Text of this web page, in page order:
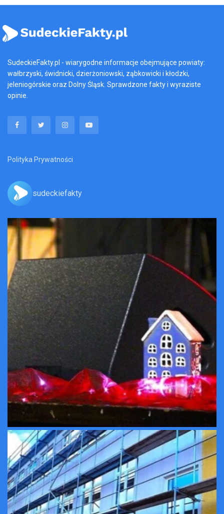
SudeckieFakty.pl - wiarygodne informacje obejmujące powiaty:
wałbrzyski, świdnicki, dzierżoniowski, ząbkowicki i kłodzki,
jeleniogórskie oraz Dolny Śląsk. Sprawdzone fakty i wyraziste
opinie.
Polityka Prywatności
sudeckiefakty